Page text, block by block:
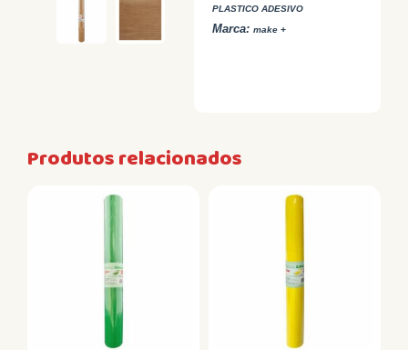
PLASTICO ADESIVO
Marca:make +
Produtos relacionados